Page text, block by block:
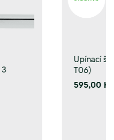
3
Upínací
T06)
595,00 Kč